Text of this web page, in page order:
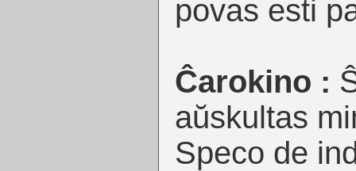
povas esti
Ĉarokino :
aŭskultas
Speco de